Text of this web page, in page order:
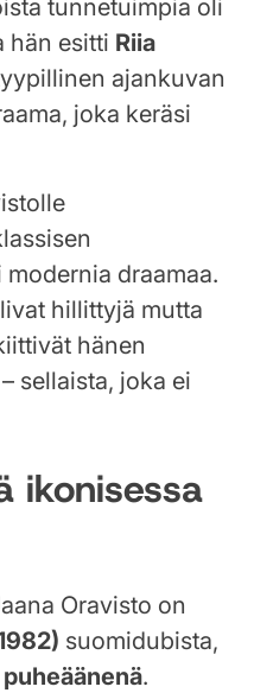
tunnetuimpia oli
hän esitti Riia
ajankuvan
joka keräsi
draamaa.
hillittyjä mutta
hänen
sellaista, joka ei
ikonisessa
Oravisto on
suomidubista,
.